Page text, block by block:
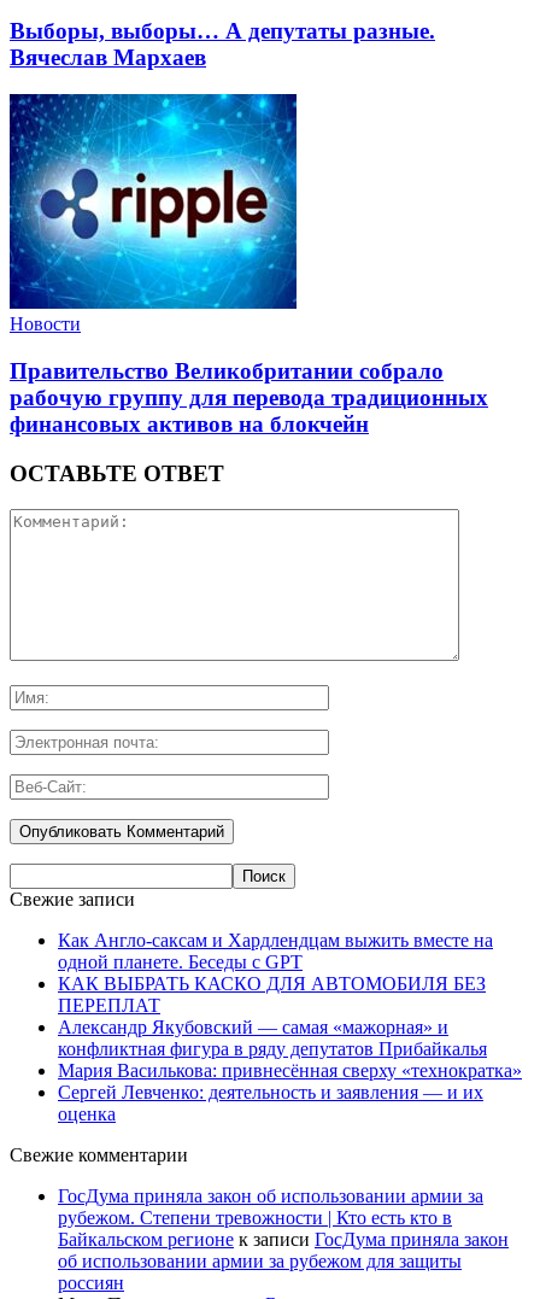
Выборы, выборы… А депутаты разные.
Вячеслав Мархаев
Новости
Правительство Великобритании собрало
рабочую группу для перевода традиционных
финансовых активов на блокчейн
ОСТАВЬТЕ ОТВЕТ
Свежие записи
Как Англо-саксам и Хардлендцам выжить вместе на
одной планете. Беседы с GPT
КАК ВЫБРАТЬ КАСКО ДЛЯ АВТОМОБИЛЯ БЕЗ
ПЕРЕПЛАТ
Александр Якубовский — самая «мажорная» и
конфликтная фигура в ряду депутатов Прибайкалья
Мария Василькова: привнесённая сверху «технократка»
Сергей Левченко: деятельность и заявления — и их
оценка
Свежие комментарии
ГосДума приняла закон об использовании армии за
рубежом. Степени тревожности | Кто есть кто в
Байкальском регионе к записи ГосДума приняла закон
об использовании армии за рубежом для защиты
россиян